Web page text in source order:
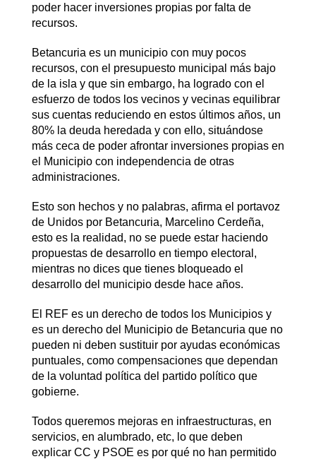
poder hacer inversiones propias por falta de
recursos.
Betancuria es un municipio con muy pocos
recursos, con el presupuesto municipal más bajo
de la isla y que sin embargo, ha logrado con el
esfuerzo de todos los vecinos y vecinas equilibrar
sus cuentas reduciendo en estos últimos años, un
80% la deuda heredada y con ello, situándose
más ceca de poder afrontar inversiones propias en
el Municipio con independencia de otras
administraciones.
Esto son hechos y no palabras, afirma el portavoz
de Unidos por Betancuria, Marcelino Cerdeña,
esto es la realidad, no se puede estar haciendo
propuestas de desarrollo en tiempo electoral,
mientras no dices que tienes bloqueado el
desarrollo del municipio desde hace años.
El REF es un derecho de todos los Municipios y
es un derecho del Municipio de Betancuria que no
pueden ni deben sustituir por ayudas económicas
puntuales, como compensaciones que dependan
de la voluntad política del partido político que
gobierne.
Todos queremos mejoras en infraestructuras, en
servicios, en alumbrado, etc, lo que deben
explicar CC y PSOE es por qué no han permitido